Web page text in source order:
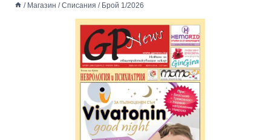
/ Магазин / Списания / Брой 1/2026